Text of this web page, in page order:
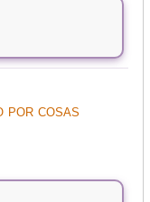
por cosas